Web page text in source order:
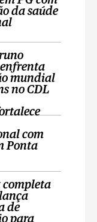
da saúde
mundial
no CDL
com
Ponta
de
para